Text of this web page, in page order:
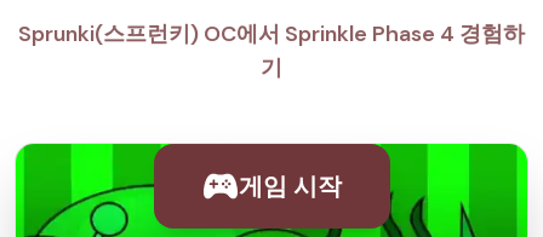
Sprunki(스프런키) OC에서 Sprinkle Phase 4 경험하
기
게임 시작